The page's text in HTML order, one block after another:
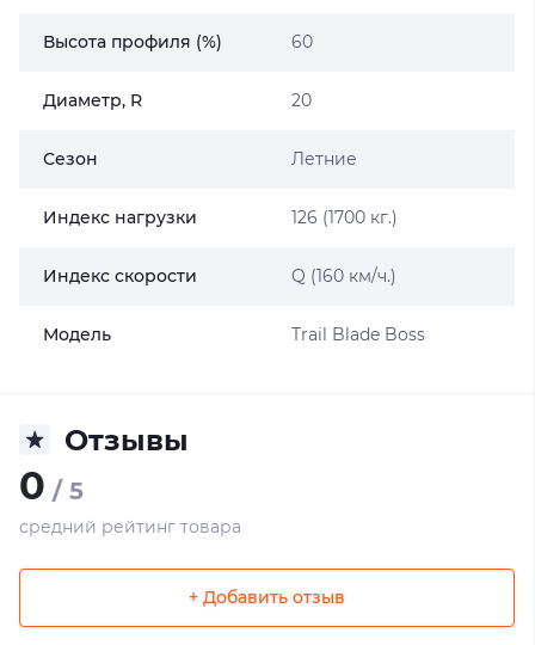
Высота профиля (%) 60
Диаметр, R 20
Сезон Летние
Индекс нагрузки 126 (1700 кг.)
Индекс скорости Q (160 км/ч.)
Модель Trail Blade Boss
Отзывы
0 / 5
средний рейтинг товара
+ Добавить отзыв